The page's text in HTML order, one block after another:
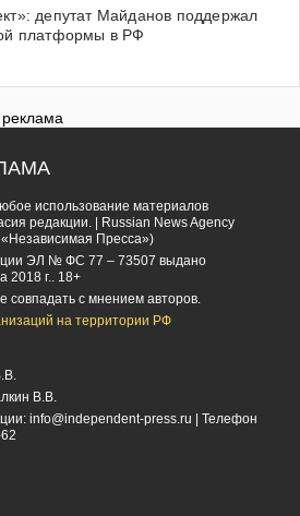
депутат Майданов поддержал
платформы в РФ
использование материалов
редакции. | Russian News Agency
Пресса»)
ЭЛ № ФС 77 – 73507 выдано
2018 г.. 18+
совпадать с мнением авторов.
на территории РФ
В.В.
info@independent-press.ru
| Телефон